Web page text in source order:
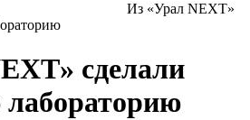
Из «Урал NEXT»
сделали